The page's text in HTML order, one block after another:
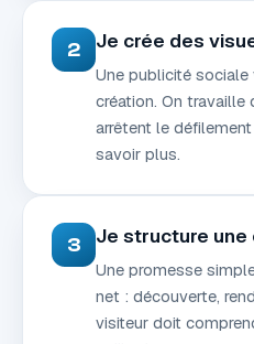
2 Je crée des
Une publicité
création. On
arrêtent le
savoir plus.
3 Je structure une
Une promesse
net : découverte,
visiteur doit